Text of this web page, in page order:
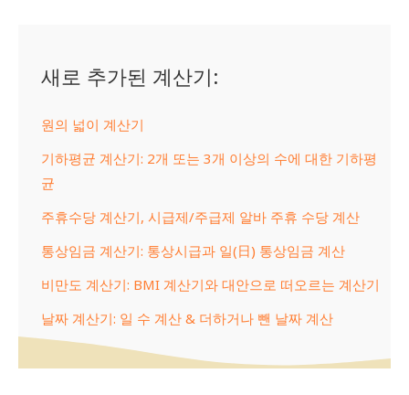
새로 추가된 계산기:
원의 넓이 계산기
기하평균 계산기: 2개 또는 3개 이상의 수에 대한 기하평
균
주휴수당 계산기, 시급제/주급제 알바 주휴 수당 계산
통상임금 계산기: 통상시급과 일(日) 통상임금 계산
비만도 계산기: BMI 계산기와 대안으로 떠오르는 계산기
날짜 계산기: 일 수 계산 & 더하거나 뺀 날짜 계산